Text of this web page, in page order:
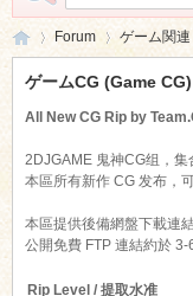
Forum ゲーム関
ゲームCG (Game CG)
All New CG Rip by
2DJGAME 鬼神CG组，
本區所有新作 CG 发布，
本區提供後備網盤下載連
公開免費 FTP 連結約於 3-
Rip Level / 提取水准